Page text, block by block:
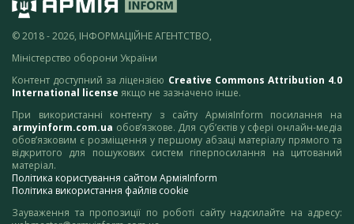
© 2018 - 2026, ІНФОРМАЦІЙНЕ АГЕНТСТВО,
Міністерство оборони України
Контент доступний за ліцензією Creative Commons Attribution 4.0
International license якщо не зазначено інше.
При використанні контенту з сайту АрміяInform посилання на
armyinform.com.ua обов’язкове. Для суб’єктів у сфері онлайн-медіа
обов’язковим є розміщення у першому абзаці матеріалу прямого та
відкритого для пошукових систем гіперпосилання на цитований
матеріал.
Політика користування сайтом АрміяInform
Політика використання файлів cookie
Зауваження та пропозиції по роботі сайту надсилайте на адресу: